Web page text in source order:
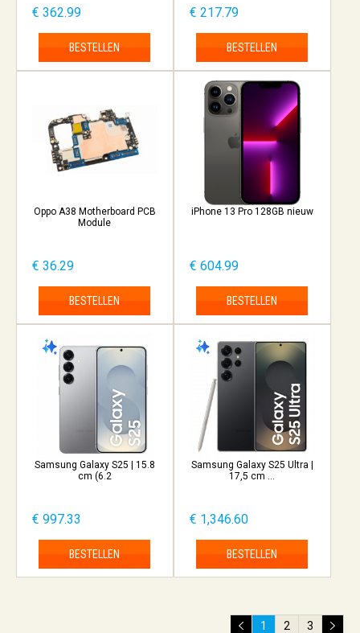
€ 362.99
BESTELLEN
€ 217.79
BESTELLEN
Oppo A38 Motherboard PCB
Module
€ 36.29
BESTELLEN
iPhone 13 Pro 128GB nieuw
€ 604.99
BESTELLEN
Samsung Galaxy S25 | 15.8
cm (6.2
€ 997.33
BESTELLEN
Samsung Galaxy S25 Ultra |
17,5 cm ...
€ 1,346.60
BESTELLEN
1 2 3